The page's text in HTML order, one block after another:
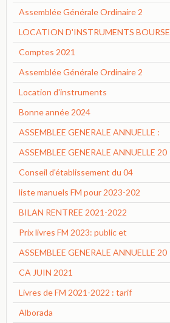
Assemblée Générale Ordinaire 2
LOCATION D'INSTRUMENTS BOURSE
Comptes 2021
Assemblée Générale Ordinaire 2
Location d'instruments
Bonne année 2024
ASSEMBLEE GENERALE ANNUELLE :
ASSEMBLEE GENERALE ANNUELLE 20
Conseil d'établissement du 04
liste manuels FM pour 2023-202
BILAN RENTREE 2021-2022
Prix livres FM 2023: public et
ASSEMBLEE GENERALE ANNUELLE 20
CA JUIN 2021
Livres de FM 2021-2022 : tarif
Alborada